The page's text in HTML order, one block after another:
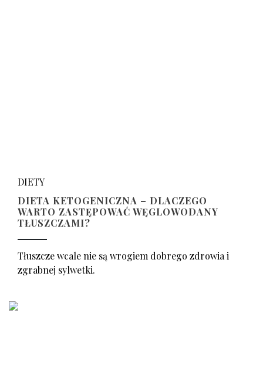
DIETY
DIETA KETOGENICZNA – DLACZEGO
WARTO ZASTĘPOWAĆ WĘGLOWODANY
TŁUSZCZAMI?
Tłuszcze wcale nie są wrogiem dobrego zdrowia i
zgrabnej sylwetki.